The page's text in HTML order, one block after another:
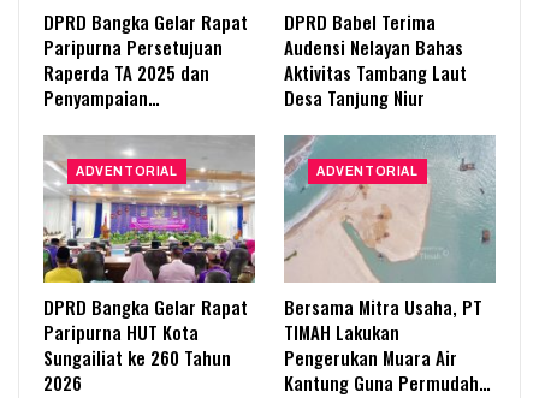
DPRD Bangka Gelar Rapat
Paripurna Persetujuan
Raperda TA 2025 dan
Penyampaian…
DPRD Babel Terima
Audensi Nelayan Bahas
Aktivitas Tambang Laut
Desa Tanjung Niur
ADVENTORIAL
DPRD Bangka Gelar Rapat
Paripurna HUT Kota
Sungailiat ke 260 Tahun
2026
ADVENTORIAL
Bersama Mitra Usaha, PT
TIMAH Lakukan
Pengerukan Muara Air
Kantung Guna Permudah…